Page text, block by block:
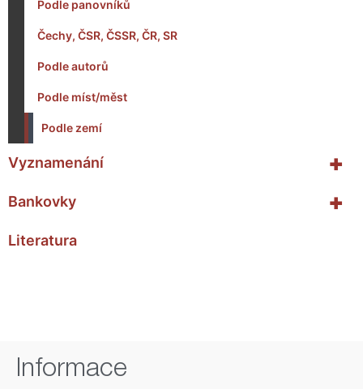
Podle panovníků
Čechy, ČSR, ČSSR, ČR, SR
Podle autorů
Podle míst/měst
Podle zemí
+
Vyznamenání
+
Bankovky
Literatura
Informace